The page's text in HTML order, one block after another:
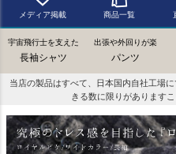
メディア掲載 商品一覧
宇宙飛行士を支えた
長袖シャツ
出張や外回りが楽
パンツ
当店の製品はすべて、日本国内自社工場
きる数に限りがあります